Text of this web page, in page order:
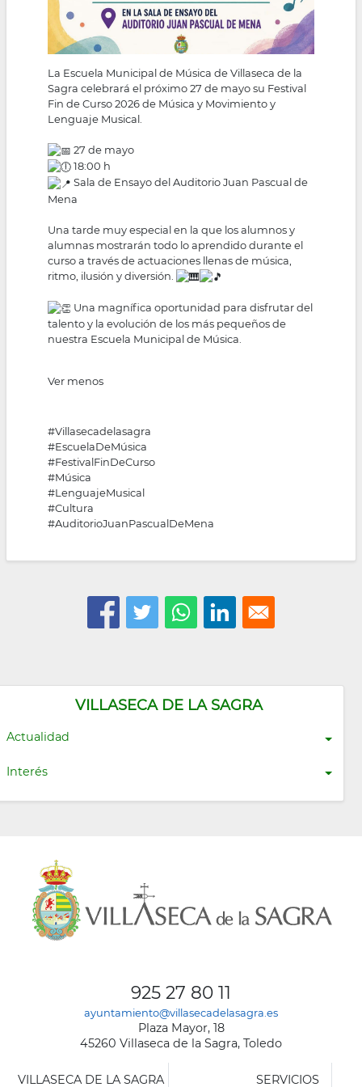
VILLASECA DE LA SAGRA
Actualidad
Interés
La Escuela Municipal de Música de Villaseca de la
Sagra celebrará el próximo 27 de mayo su Festival
Fin de Curso 2026 de Música y Movimiento y
Lenguaje Musical.
27 de mayo
18:00 h
Sala de Ensayo del Auditorio Juan Pascual de
Mena
Una tarde muy especial en la que los alumnos y
alumnas mostrarán todo lo aprendido durante el
curso a través de actuaciones llenas de música,
ritmo, ilusión y diversión.
Una magnífica oportunidad para disfrutar del
talento y la evolución de los más pequeños de
nuestra Escuela Municipal de Música.
Ver menos
#Villasecadelasagra
#EscuelaDeMúsica
#FestivalFinDeCurso
#Música
#LenguajeMusical
#Cultura
#AuditorioJuanPascualDeMena
925 27 80 11
ayuntamiento@villasecadelasagra.es
Plaza Mayor, 18
45260 Villaseca de la Sagra, Toledo
VILLASECA DE LA SAGRA SERVICIOS